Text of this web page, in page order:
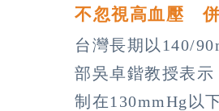
不忽視高血壓
台灣長期以140/
部吳卓鍇教授表
制在130mmHg以